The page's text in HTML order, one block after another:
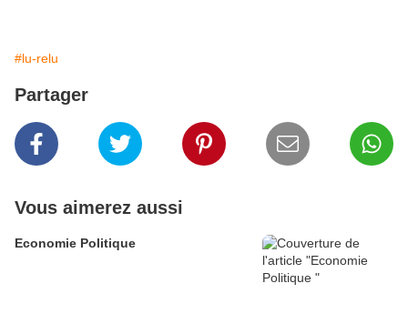
#lu-relu
Partager
Vous aimerez aussi
Economie Politique